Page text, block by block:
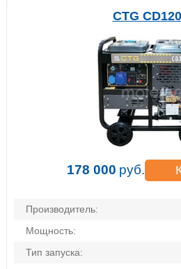
CTG
178 000 руб.
Производитель:
Мощность:
Тип запуска: